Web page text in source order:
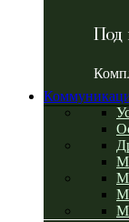
Под